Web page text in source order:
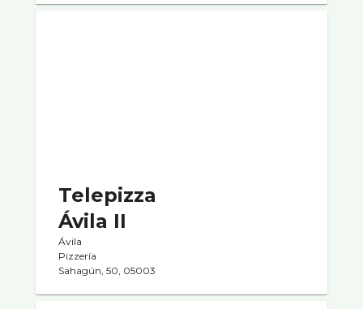
Telepizza
Ávila II
Ávila
Pizzerí­a
Sahagún, 50, 05003